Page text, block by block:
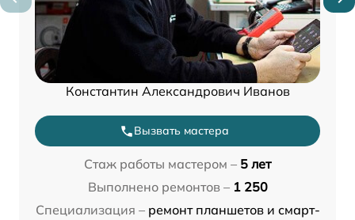
Константин Александрович Иванов
Вызвать мастера
Стаж работы мастером – 5 лет
Выполнено ремонтов – 1 250
Специализация – ремонт планшетов и смарт-